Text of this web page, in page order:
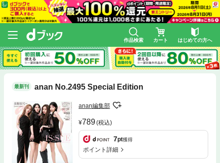
作品検索 カート はじめての方へ
最新刊 anan No.2495 Special Edition
anan編集部
789(税込)
7pt獲得
ポイント詳細